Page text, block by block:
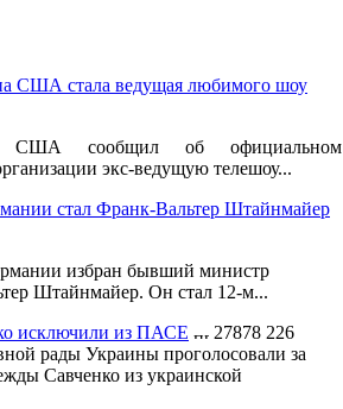
США стала ведущая любимого шоу
США сообщил об официальном
экс-ведущую телешоу...
стал Франк-Вальтер Штайнмайер
избран бывший министр
Штайнмайер. Он стал 12-м...
исключили из ПАСЕ
27878 226
рады Украины проголосовали за
Савченко из украинской